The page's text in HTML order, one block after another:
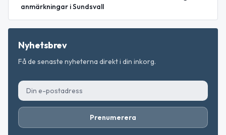
anmärkningar i Sundsvall
Nyhetsbrev
Få de senaste nyheterna direkt i din inkorg.
Prenumerera